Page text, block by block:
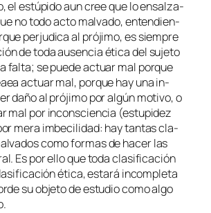
el es­tú­pi­do aun cree que lo en­sal­za­
no to­do ac­to mal­va­do, en­ten­dien­
per­ju­di­ca al pró­ji­mo, es siem­pre
de to­da au­sen­cia éti­ca del su­je­to
fal­ta; se pue­de ac­tuar mal por­que
ac­tuar mal, por­que hay una in­
da­ño al pró­ji­mo por al­gún mo­ti­vo, o
mal por in­cons­cien­cia (es­tu­pi­dez
me­ra im­be­ci­li­dad: hay tan­tas cla­
co­mo for­mas de ha­cer las
Es por ello que to­da cla­si­fi­ca­ción
éti­ca, es­ta­rá in­com­ple­ta
su ob­je­to de es­tu­dio co­mo al­go